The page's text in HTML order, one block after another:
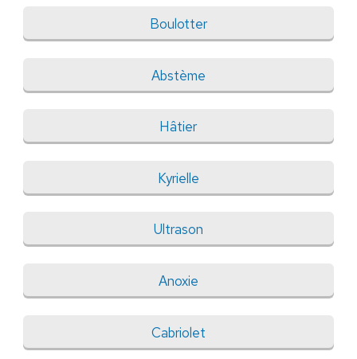
Boulotter
Abstème
Hâtier
Kyrielle
Ultrason
Anoxie
Cabriolet